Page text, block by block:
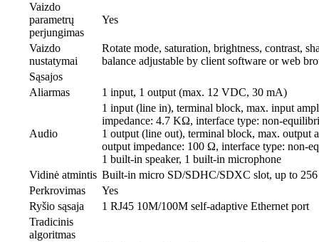
Vaizdo
parametrų
perjungimas
Yes
Vaizdo
nustatymai
Rotate mode, saturation, brightness, contrast,
balance adjustable by client software or web
Sąsajos
Aliarmas
1 input, 1 output (max. 12 VDC, 30 mA)
Audio
1 input (line in), terminal block, max. input
impedance: 4.7 KΩ, interface type: non-
1 output (line out), terminal block, max. output
output impedance: 100 Ω, interface type: non-
1 built-in speaker, 1 built-in microphone
Vidinė atmintis Built-in micro SD/SDHC/SDXC slot, up to
Perkrovimas
Yes
Ryšio sąsaja
1 RJ45 10M/100M self-adaptive Ethernet port
Tradicinis
algoritmas